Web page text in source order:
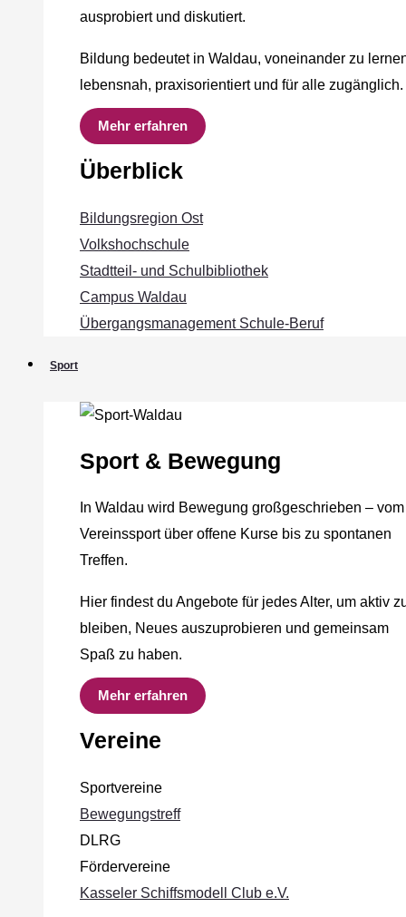
ausprobiert und diskutiert.
Bildung bedeutet in Waldau, voneinander zu
lebensnah, praxisorientiert und für alle zugänglich.
Mehr erfahren
Überblick
Bildungsregion Ost
Volkshochschule
Stadtteil- und Schulbibliothek
Campus Waldau
Übergangsmanagement Schule‐Beruf
Sport
Sport & Bewegung
In Waldau wird Bewegung großgeschrieben – vom
Vereinssport über offene Kurse bis zu spontanen
Treffen.
Hier findest du Angebote für jedes Alter, um aktiv
bleiben, Neues auszuprobieren und gemeinsam
Spaß zu haben.
Mehr erfahren
Vereine
Sportvereine
Bewegungstreff
DLRG
Fördervereine
Kasseler Schiffsmodell Club e.V.